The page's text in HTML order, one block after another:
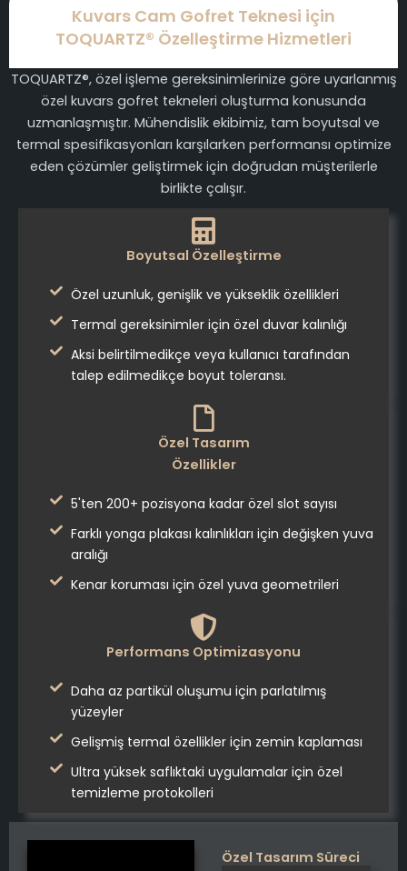
Kuvars Cam Gofret Teknesi için
TOQUARTZ® Özelleştirme Hizmetleri
TOQUARTZ®, özel işleme gereksinimlerinize göre uyarlanmış
özel kuvars gofret tekneleri oluşturma konusunda
uzmanlaşmıştır. Mühendislik ekibimiz, tam boyutsal ve
termal spesifikasyonları karşılarken performansı optimize
eden çözümler geliştirmek için doğrudan müşterilerle
birlikte çalışır.
Boyutsal Özelleştirme
Özel uzunluk, genişlik ve yükseklik özellikleri
Termal gereksinimler için özel duvar kalınlığı
Aksi belirtilmedikçe veya kullanıcı tarafından
talep edilmedikçe boyut toleransı.
Özel Tasarım
Özellikler
5'ten 200+ pozisyona kadar özel slot sayısı
Farklı yonga plakası kalınlıkları için değişken yuva
aralığı
Kenar koruması için özel yuva geometrileri
Performans Optimizasyonu
Daha az partikül oluşumu için parlatılmış
yüzeyler
Gelişmiş termal özellikler için zemin kaplaması
Ultra yüksek saflıktaki uygulamalar için özel
temizleme protokolleri
Özel Tasarım Süreci